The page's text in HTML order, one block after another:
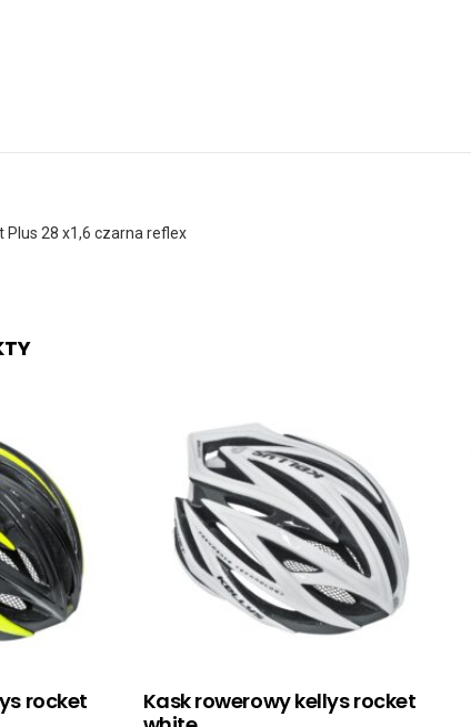
Plus 28 x1,6 czarna reflex
rocket
Kask rowerowy kellys rocket